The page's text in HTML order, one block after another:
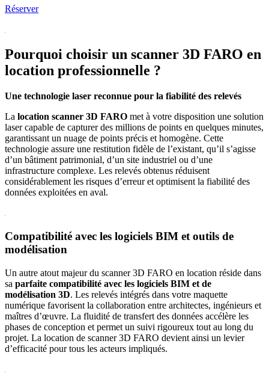
Réserver
Pourquoi choisir un scanner 3D FARO en
location professionnelle ?
Une technologie laser reconnue pour la fiabilité des relevés
La location scanner 3D FARO met à votre disposition une solution
laser capable de capturer des millions de points en quelques minutes,
garantissant un nuage de points précis et homogène. Cette
technologie assure une restitution fidèle de l’existant, qu’il s’agisse
d’un bâtiment patrimonial, d’un site industriel ou d’une
infrastructure complexe. Les relevés obtenus réduisent
considérablement les risques d’erreur et optimisent la fiabilité des
données exploitées en aval.
Compatibilité avec les logiciels BIM et outils de
modélisation
Un autre atout majeur du scanner 3D FARO en location réside dans
sa parfaite compatibilité avec les logiciels BIM et de
modélisation 3D. Les relevés intégrés dans votre maquette
numérique favorisent la collaboration entre architectes, ingénieurs et
maîtres d’œuvre. La fluidité de transfert des données accélère les
phases de conception et permet un suivi rigoureux tout au long du
projet. La location de scanner 3D FARO devient ainsi un levier
d’efficacité pour tous les acteurs impliqués.